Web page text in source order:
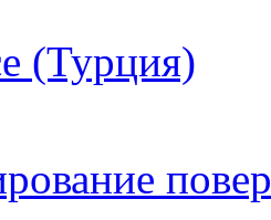
(Турция)